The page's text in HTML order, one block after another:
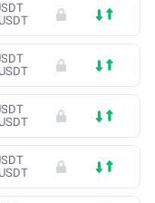
USDT
USDT
USDT
USDT